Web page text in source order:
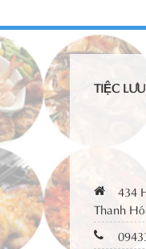
TIỆC
434
Thanh